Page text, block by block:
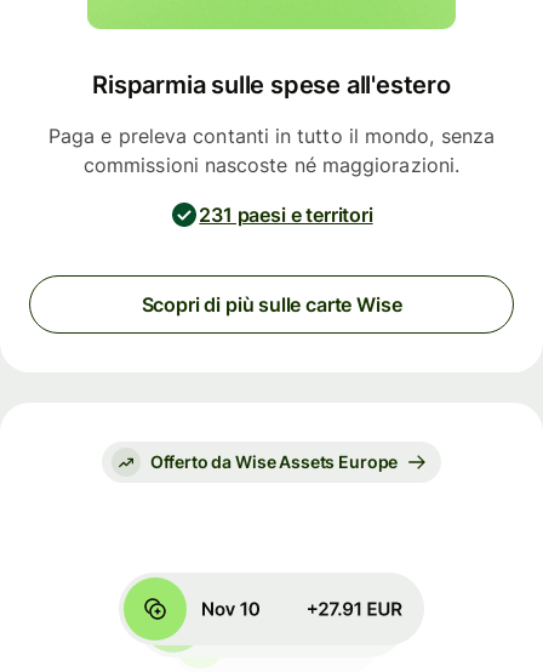
Risparmia sulle spese all'estero
Paga e preleva contanti in tutto il mondo, senza
commissioni nascoste né maggiorazioni.
231 paesi e territori
Scopri di più sulle carte Wise
Offerto da Wise Assets Europe